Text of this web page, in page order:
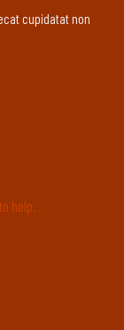
cupidatat non
help.